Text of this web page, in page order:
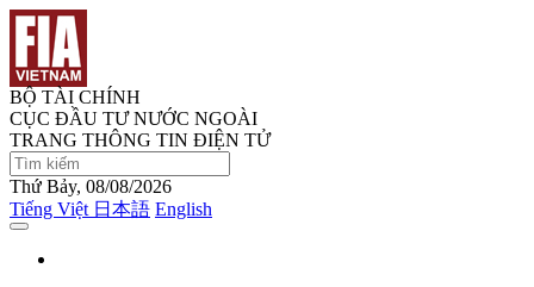
BỘ TÀI CHÍNH
CỤC ĐẦU TƯ NƯỚC NGOÀI
TRANG THÔNG TIN ĐIỆN TỬ
Thứ Bảy, 08/08/2026
Tiếng Việt 日本語 English